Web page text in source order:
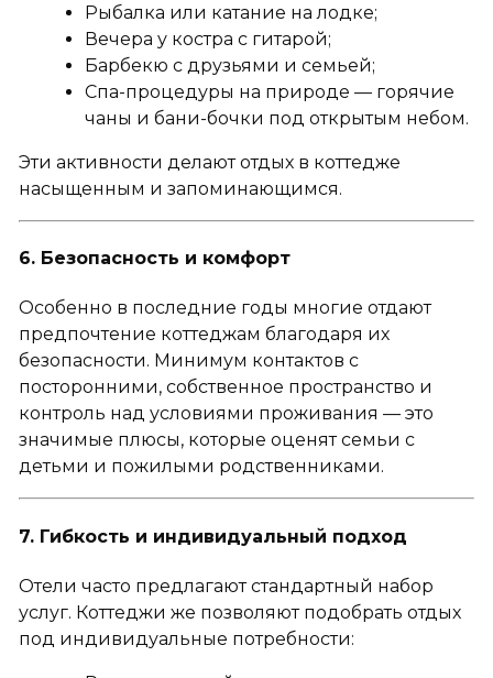
Рыбалка или катание на лодке;
Вечера у костра с гитарой;
Барбекю с друзьями и семьей;
Спа-процедуры на природе — горячие
чаны и бани-бочки под открытым небом.
Эти активности делают отдых в коттедже
насыщенным и запоминающимся.
6. Безопасность и комфорт
Особенно в последние годы многие отдают
предпочтение коттеджам благодаря их
безопасности. Минимум контактов с
посторонними, собственное пространство и
контроль над условиями проживания — это
значимые плюсы, которые оценят семьи с
детьми и пожилыми родственниками.
7. Гибкость и индивидуальный подход
Отели часто предлагают стандартный набор
услуг. Коттеджи же позволяют подобрать отдых
под индивидуальные потребности: